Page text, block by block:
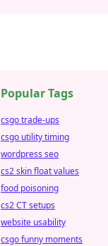
Popular Tags
csgo trade-ups
csgo utility timing
wordpress seo
cs2 skin float values
food poisoning
cs2 CT setups
website usability
csgo funny moments